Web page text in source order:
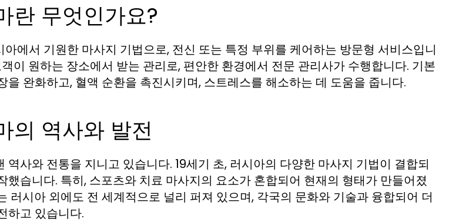
란 무엇인가요?
아에서 기원한 마사지 기법으로, 전신 또는 특정 부위를 케어하는 방문형 서비스입니
이 원하는 장소에서 받는 관리로, 편안한 환경에서 전문 관리사가 수행합니다. 기본
을 완화하고, 혈액 순환을 촉진시키며, 스트레스를 해소하는 데 도움을 줍니다.
의 역사와 발전
역사와 전통을 지니고 있습니다. 19세기 초, 러시아의 다양한 마사지 기법이 결합되
했습니다. 특히, 스포츠와 치료 마사지의 요소가 혼합되어 현재의 형태가 만들어졌
러시아 외에도 전 세계적으로 널리 퍼져 있으며, 각국의 문화와 기술과 융합되어 더
하고 있습니다.